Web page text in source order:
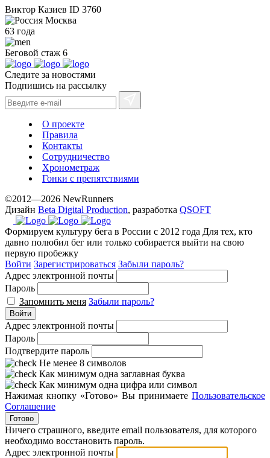
Виктор Казиев ID 3760
Москва
63 года
Беговой стаж 6
Следите за новостями
Подпишись на рассылку
О проекте
Правила
Контакты
Сотрудничество
Хронометраж
Гонки с препятствиями
©2012—2026 NewRunners
Дизайн Beta Digital Production, разработка QSOFT
Формируем культуру бега в России с 2012 года Для тех, кто
давно полюбил бег или только собирается выйти на свою
первую пробежку
Войти Зарегистрироваться Забыли пароль?
Адрес электронной почты
Пароль
Запомнить меня Забыли пароль?
Войти
Адрес электронной почты
Пароль
Подтвердите пароль
Не менее 8 символов
Как минимум одна заглавная буква
Как минимум одна цифра или символ
Нажимая кнопку «Готово» Вы принимаете Пользовательское
Соглашение
Готово
Ничего страшного, введите email пользователя, для которого
необходимо восстановить пароль.
Адрес электронной почты